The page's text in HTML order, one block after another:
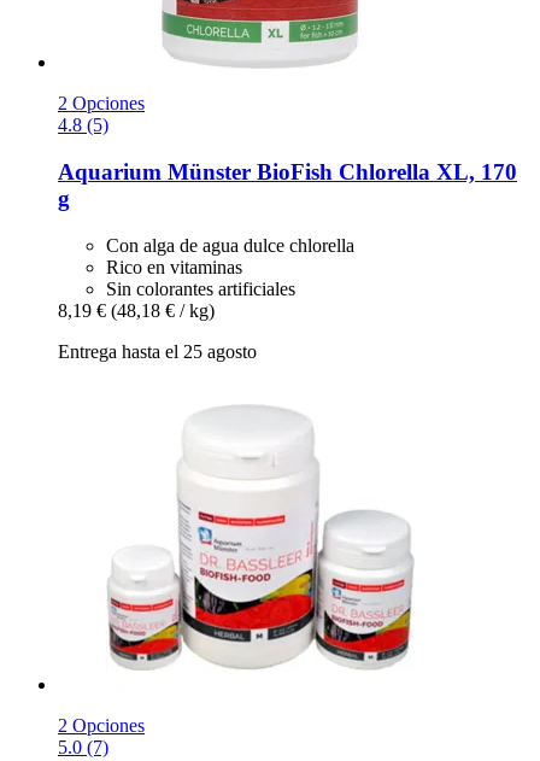
2 Opciones
4.8 (5)
Aquarium Münster BioFish Chlorella XL, 170
g
Con alga de agua dulce chlorella
Rico en vitaminas
Sin colorantes artificiales
8,19 € (48,18 € / kg)
Entrega hasta el 25 agosto
2 Opciones
5.0 (7)